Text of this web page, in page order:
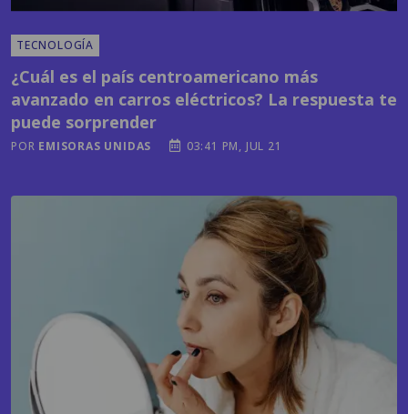
avanzado en carros eléctricos? La respuesta te
puede sorprender
EMISORAS UNIDAS 03:41 PM, JUL 21
MODA Y BELLEZA